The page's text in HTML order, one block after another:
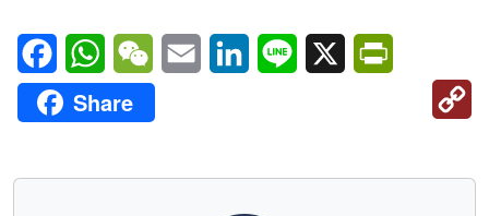
FacebookWhatsAppWeChatEmail LinkedInLine X
Share